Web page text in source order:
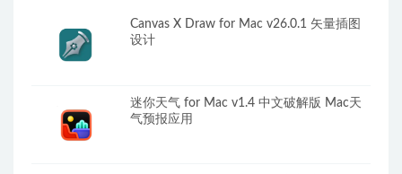
Canvas X Draw for Mac v26.0.1 矢量插图
设计
迷你天气 for Mac v1.4 中文破解版 Mac天
气预报应用